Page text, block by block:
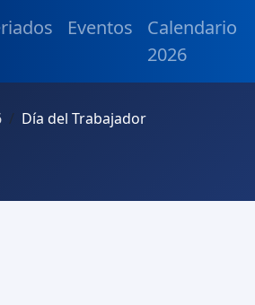
Eventos
Calendario
2026
Día del Trabajador